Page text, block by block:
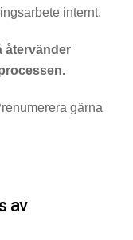
internt.
återvänder
gärna
av